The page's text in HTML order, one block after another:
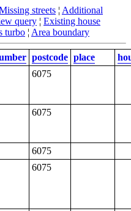
streets ¦ Additional
query ¦ Existing house
turbo ¦ Area boundary
postcode place
6075
6075
6075
6075